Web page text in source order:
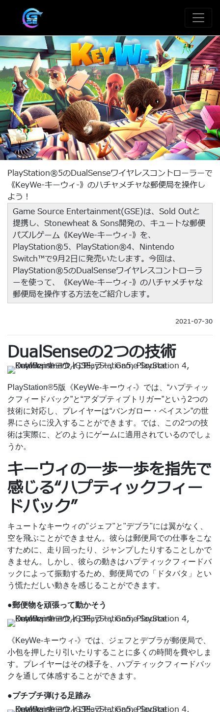
PlayStation®5のDualSenseワイヤレスコントローラーで
《KeyWe-キーウィ-》のハチャメチャな郵便局を操作し
よう！
Game Source Entertainment(GSE)は、Sold Outと
提携し、Stonewheat & Sons開発の、キュートな郵便
パズルゲーム《KeyWe-キーウィ-》を、
PlayStation®5、PlayStation®4、Nintendo
Switch™️で9月2日に発売いたします。今回は、
PlayStation®5のDualSenseワイヤレスコントローラ
ーを使って、《KeyWe-キーウィ-》のハチャメチャな
郵便局を操作する方法をご紹介します。
2021-07-30
DualSenseの2つの技術
PlayStation®5版《KeyWe-キーウィ-》では、“ハプティッ
クフィードバック”と“アダプティブトリガー”という2つの
技術に対応し、プレイヤーは“バンガロー・ベイスン”の世
界にさらに没入することができます。では、この2つの技
術は実際に、どのようにゲームに適用されているのでしょ
うか。
キーウィの一歩一歩を指先で
感じる“ハプティックフィー
ドバック”
キュートなキーウィの"ジェフ"と"デブラ"には翼がなく、
空を飛ぶことができません。彼らは郵便局での仕事をこな
すために、走り回ったり、ジャンプしたりすることしかで
きません。しかし、彼らの動きはハプティックフィードバ
ックによって振動するため、郵便局での「ドタバタ」とい
う慌ただしい動きを感じることができます。
●郵便物を頑張って動かそう
《KeyWe-キーウィ-》では、ジェフとデブラが郵便局で、
小包を押したり引いたりすることに多くの時間を費やしま
す。プレイヤーはその様子を、ハプティックフィードバッ
クを通して体感することができます。
●プチプチ弾ける足踏み